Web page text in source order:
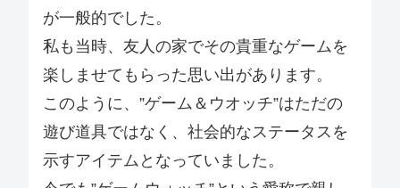
が一般的でした。
私も当時、友人の家でその貴重なゲームを
楽しませてもらった思い出があります。
このように、”ゲーム＆ウオッチ”はただの
遊び道具ではなく、社会的なステータスを
示すアイテムとなっていました。